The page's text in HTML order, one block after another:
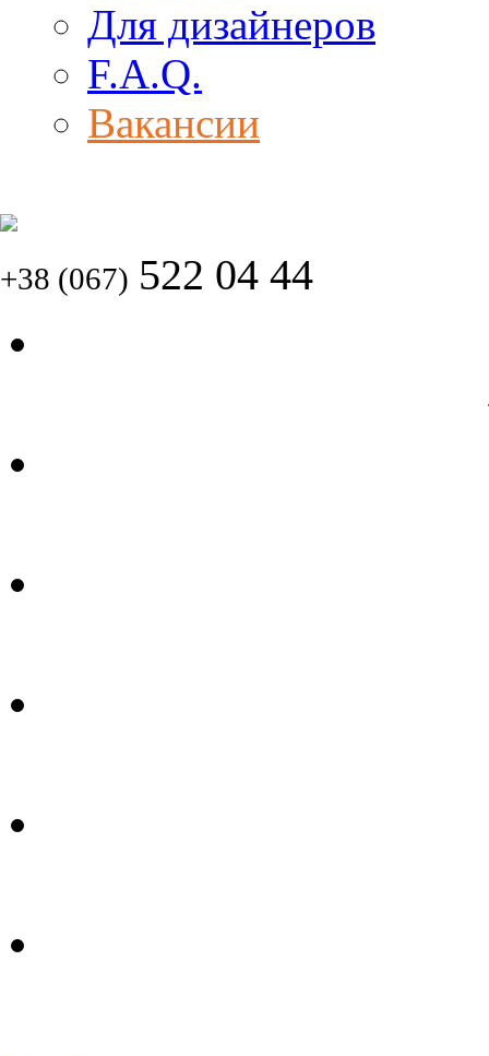
Для дизайнеров
F.A.Q.
Вакансии
+38 (067) 522 04 44